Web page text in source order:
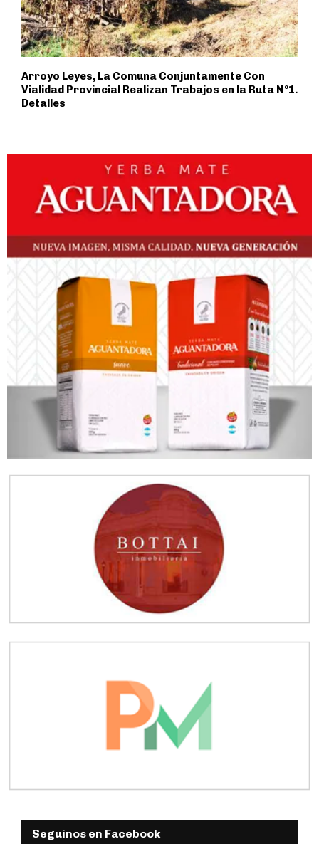
Arroyo Leyes, La Comuna Conjuntamente Con
Vialidad Provincial Realizan Trabajos en la Ruta Nº1.
Detalles
Seguinos en Facebook